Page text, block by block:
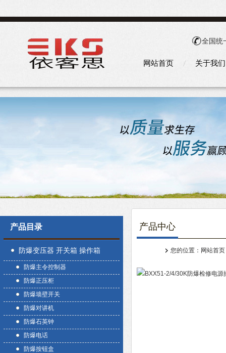
全国统
网站首页 关于我们
产品目录
防爆变压器 开关箱 操作箱
防爆主令控制器
防爆正压柜
防爆墙壁开关
防爆对讲机
防爆石英钟
防爆电话
防爆按钮盒
产品中心
您的位置： 网站首页